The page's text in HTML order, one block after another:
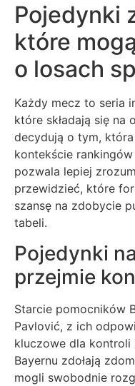
Pojedynki
które
o losach
Każdy mecz to seria
które składają się
decydują o tym,
kontekście
pozwala lepiej
przewidzieć, które
szansę na zdobycie
tabeli.
Pojedynki
przejmie
Starcie pomocników
Pavlović, z ich
kluczowe dla kontroli
Bayernu zdołają
mogli swobodnie